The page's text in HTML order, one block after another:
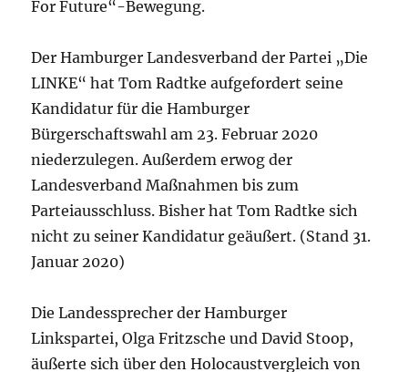
For Future“-Bewegung.
Der Hamburger Landesverband der Partei „Die
LINKE“ hat Tom Radtke aufgefordert seine
Kandidatur für die Hamburger
Bürgerschaftswahl am 23. Februar 2020
niederzulegen. Außerdem erwog der
Landesverband Maßnahmen bis zum
Parteiausschluss. Bisher hat Tom Radtke sich
nicht zu seiner Kandidatur geäußert. (Stand 31.
Januar 2020)
Die Landessprecher der Hamburger
Linkspartei, Olga Fritzsche und David Stoop,
äußerte sich über den Holocaustvergleich von